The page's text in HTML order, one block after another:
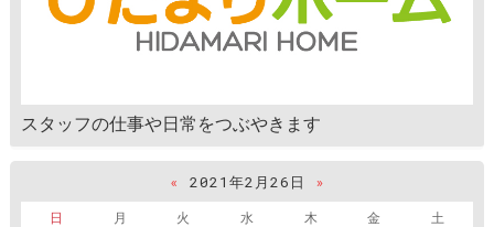
スタッフの仕事や日常をつぶやきます
« 2021年2月26日
»
日
月 火 水 木 金
土